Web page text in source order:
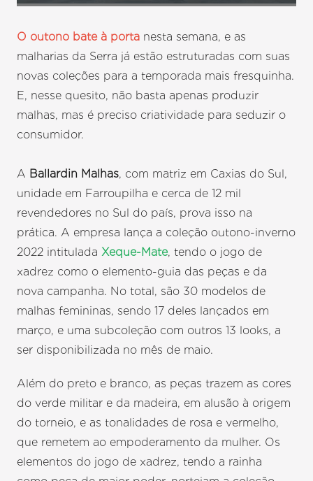
O outono bate à porta nesta semana, e as
malharias da Serra já estão estruturadas com suas
novas coleções para a temporada mais fresquinha.
E, nesse quesito, não basta apenas produzir
malhas, mas é preciso criatividade para seduzir o
consumidor.
A Ballardin Malhas, com matriz em Caxias do Sul,
unidade em Farroupilha e cerca de 12 mil
revendedores no Sul do país, prova isso na
prática. A empresa lança a coleção outono-inverno
2022 intitulada Xeque-Mate, tendo o jogo de
xadrez como o elemento-guia das peças e da
nova campanha. No total, são 30 modelos de
malhas femininas, sendo 17 deles lançados em
março, e uma subcoleção com outros 13 looks, a
ser disponibilizada no mês de maio.
Além do preto e branco, as peças trazem as cores
do verde militar e da madeira, em alusão à origem
do torneio, e as tonalidades de rosa e vermelho,
que remetem ao empoderamento da mulher. Os
elementos do jogo de xadrez, tendo a rainha